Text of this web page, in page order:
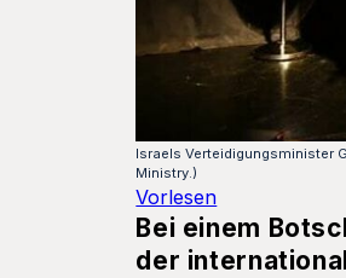
Israels Verteidigungsminister
Ministry.)
Vorlesen
Bei einem
der